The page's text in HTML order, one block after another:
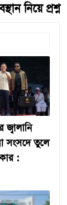
নিয়ে প্রশ্ন
সংসদে তুলে
: